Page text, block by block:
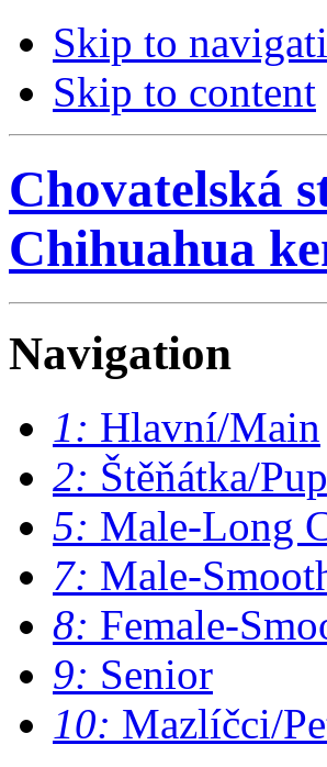
Skip to
Skip to content
Chovatelská
Chihuahua
Navigation
1: Hlavní/Main
2: Štěňátka/
5: Male-Long
7: Male-
8: Female-
9: Senior
10: Mazlíčci/